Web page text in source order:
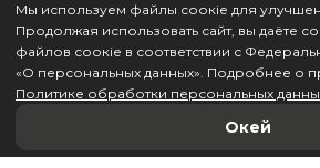
Мы используем файлы соокіе для
Продолжая использовать сайт, вы даёте
файлов соокіе в соответствии с
«O персональных данных». Подробнее о
Политике обработки персональных
Окей
можно вручную